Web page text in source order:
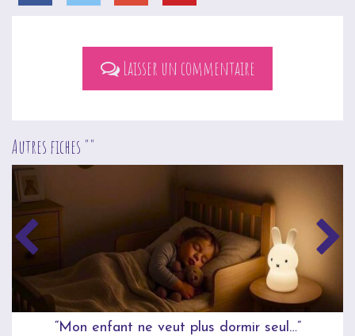
Laisser un commentaire
Autres fiches ""
“Mon enfant ne veut plus dormir seul…”